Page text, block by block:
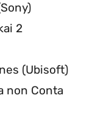
2
(Ubisoft)
non Conta